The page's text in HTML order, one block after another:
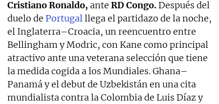
Cristiano Ronaldo, ante RD Congo. Después del
duelo de Portugalllega el partidazo de la noche,
el Inglaterra–Croacia, un reencuentro entre
Bellingham y Modric, con Kane como principal
atractivo ante una veterana selección que tiene
la medida cogida a los Mundiales. Ghana–
Panamá y el debut de Uzbekistán en una cita
mundialista contra la Colombia de Luis Díaz y